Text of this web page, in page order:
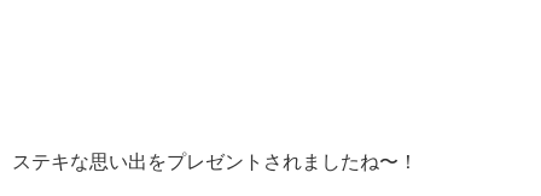
ステキな思い出をプレゼントされましたね〜！